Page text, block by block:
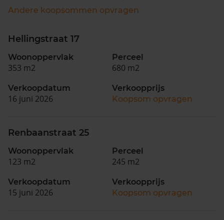
Andere koopsommen opvragen
Hellingstraat 17
Woonoppervlak
353 m2
Perceel
680 m2
Verkoopdatum
16 juni 2026
Verkoopprijs
Koopsom opvragen
Renbaanstraat 25
Woonoppervlak
123 m2
Perceel
245 m2
Verkoopdatum
15 juni 2026
Verkoopprijs
Koopsom opvragen